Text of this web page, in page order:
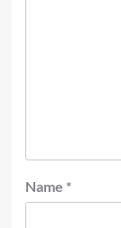
Name *